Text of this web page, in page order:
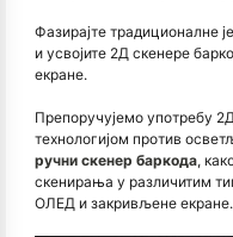
Фазирајте традиционалне
и усвојите 2Д скенере
екране.
Препоручујемо употребу
технологијом против
ручни скенер баркода,
скенирања у различитим
ОЛЕД и закривљене екране.